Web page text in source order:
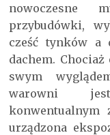
nowoczesne
przybudówki,
cześć tynków a
dachem.
swym
warowni
konwentualnym
urządzona